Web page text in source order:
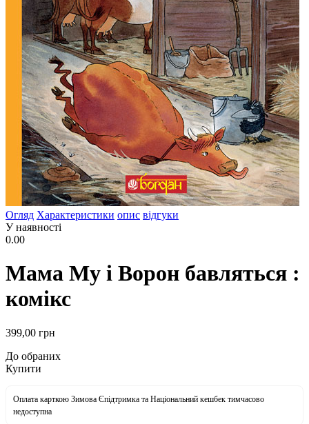
Огляд Характеристики опис відгуки
У наявності
0.00
Мама Му і Ворон бавляться :
комікс
399,00 грн
До обраних
Купити
Оплата карткою Зимова Єпідтримка та Національний кешбек тимчасово
недоступна